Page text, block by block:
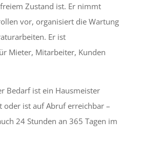
Zustand ist. Er nimmt
vor, organisiert die Wartung
Er ist
Mieter, Mitarbeiter, Kunden
Bedarf ist ein Hausmeister
oder ist auf Abruf erreichbar –
24 Stunden an 365 Tagen im